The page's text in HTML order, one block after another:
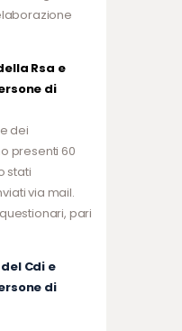
Rsa e
di
dei
presenti 60
stati
via mail.
pari
Cdi e
di